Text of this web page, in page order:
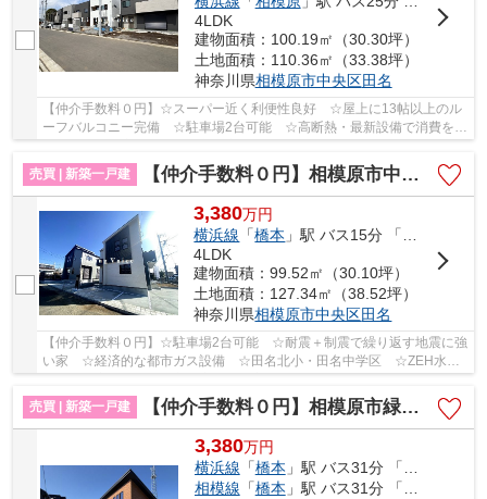
4LDK
建物面積：100.19㎡（30.30坪）
土地面積：110.36㎡（33.38坪）
神奈川県相模原市中央区田名
【仲介手数料０円】☆スーパー近く利便性良好 ☆屋上に13帖以上のル
ーフバルコニー完備 ☆駐車場2台可能 ☆高断熱・最新設備で消費を抑
えた省エネの家 ☆長期優良住宅 ☆田名小・田名中...
売買 | 新築一戸建
【仲介手数料０円】相模原市中央区田名 新築一戸建て 1号棟 全2棟
3,380万円
横浜線 「橋本 」駅 バス15分 「清水（相模原市中央区）」 停歩3分
4LDK
建物面積：99.52㎡（30.10坪）
土地面積：127.34㎡（38.52坪）
神奈川県相模原市中央区田名
【仲介手数料０円】☆駐車場2台可能 ☆耐震＋制震で繰り返す地震に強
い家 ☆経済的な都市ガス設備 ☆田名北小・田名中学区 ☆ZEH水準
省エネ住宅 ☆長期優良住宅 ☆住宅性能評価取得物件...
売買 | 新築一戸建
【仲介手数料０円】相模原市緑区青山Ⅲ 新築平屋建て
3,380万円
横浜線 「橋本 」駅 バス31分 「関」 停歩8分
相模線 「橋本 」駅 バス31分 「関」 停歩8分